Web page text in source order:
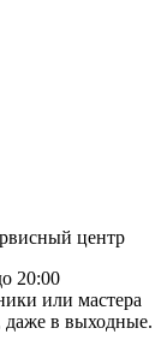
центр
20:00
или мастера
даже в выходные.